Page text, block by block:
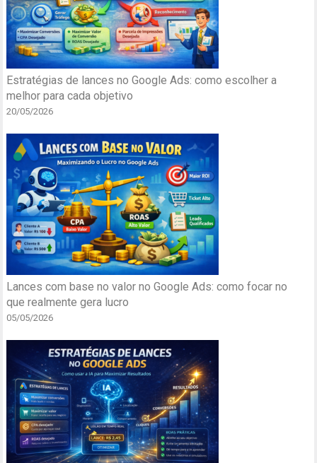
Estratégias de lances no Google Ads: como escolher a
melhor para cada objetivo
20/05/2026
Lances com base no valor no Google Ads: como focar no
que realmente gera lucro
05/05/2026